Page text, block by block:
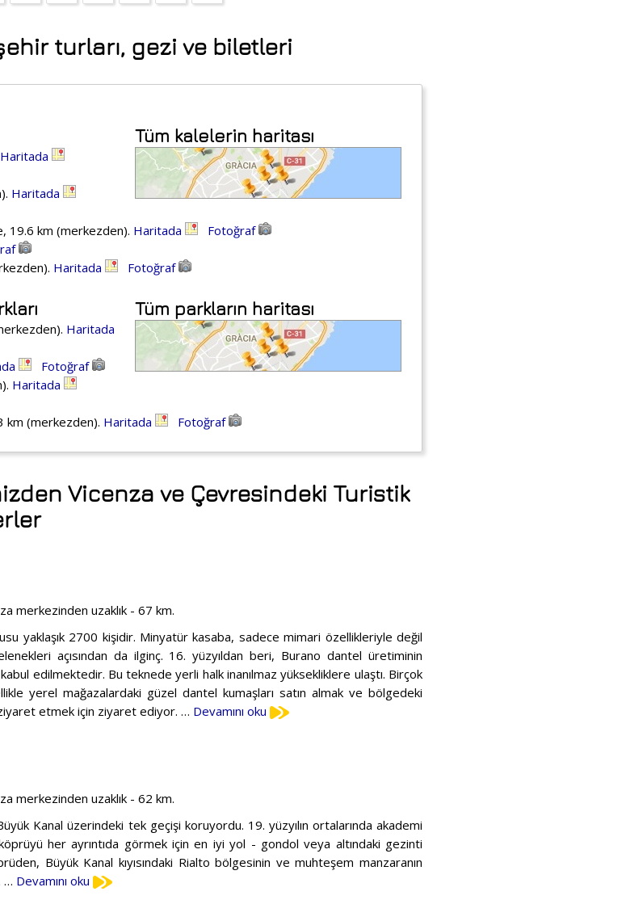
turları, gezi ve biletleri
Tüm kalelerin haritası
Haritada
Haritada
19.6 km (merkezden). Haritada
Fotoğraf
Haritada Fotoğraf
Tüm parkların haritası
Haritada
Fotoğraf
Haritada
km (merkezden). Haritada Fotoğraf
Vicenza ve Çevresindeki Turistik
merkezinden uzaklık - 67 km.
yaklaşık 2700 kişidir. Minyatür kasaba, sadece mimari özellikleriyle değil
açısından da ilginç. 16. yüzyıldan beri, Burano dantel üretiminin
edilmektedir. Bu teknede yerli halk inanılmaz yüksekliklere ulaştı. Birçok
yerel mağazalardaki güzel dantel kumaşları satın almak ve bölgedeki
etmek için ziyaret ediyor. … Devamını oku
merkezinden uzaklık - 62 km.
Kanal üzerindeki tek geçişi koruyordu. 19. yüzyılın ortalarında akademi
her ayrıntıda görmek için en iyi yol - gondol veya altındaki gezinti
Büyük Kanal kıyısındaki Rialto bölgesinin ve muhteşem manzaranın
… Devamını oku